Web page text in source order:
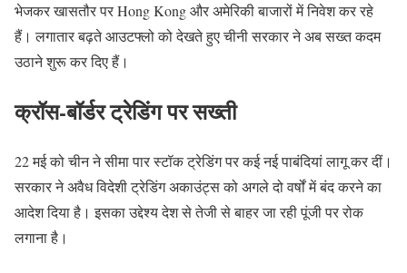
भेजकर खासतौर पर Hong Kong और अमेरिकी बाजारों में निवेश कर रहे
हैं। लगातार बढ़ते आउटफ्लो को देखते हुए चीनी सरकार ने अब सख्त कदम
उठाने शुरू कर दिए हैं।
क्रॉस-बॉर्डर ट्रेडिंग पर सख्ती
22 मई को चीन ने सीमा पार स्टॉक ट्रेडिंग पर कई नई पाबंदियां लागू कर दीं।
सरकार ने अवैध विदेशी ट्रेडिंग अकाउंट्स को अगले दो वर्षों में बंद करने का
आदेश दिया है। इसका उद्देश्य देश से तेजी से बाहर जा रही पूंजी पर रोक
लगाना है।